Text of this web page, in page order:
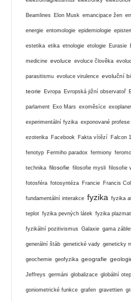
Beamlines Elon Musk emancipace žen
energie entomologie epidemiologie
estetika etika etnologie etologie Eurasie
medicine evoluce evoluce člověka
parasitismu evoluce virulence evoluční
teorie Evropa Evropská jižní observatoř
parlament Exo Mars exoměsíce
experimentální fyzika exponované profese
ezoterika Facebook Fakta vítězí Falcon 1
fenotyp Fermiho paradox fermiony
technika filosofie filosofie mysli filosofie
fotosféra fotosyntéza Francie Francis
fundamentální interakce fyzika fyzika
teplot fyzika pevných látek fyzika
fyzikální pozitivismus Galaxie gama
generální štáb genetické vady geneticky
geochemie geofyzika geografie
Jeffreys germáni globalizace globální
goniometrické funkce grafen gravettien